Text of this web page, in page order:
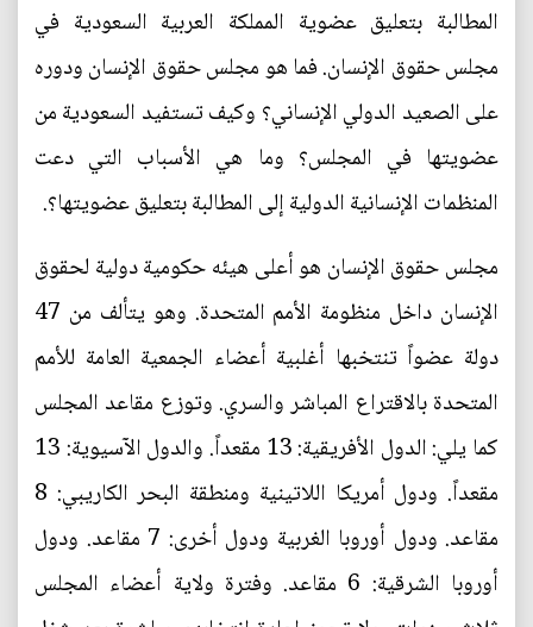
المطالبة بتعليق عضوية المملكة العربية السعودية في
مجلس حقوق الإنسان. فما هو مجلس حقوق الإنسان ودوره
على الصعيد الدولي الإنساني؟ وكيف تستفيد السعودية من
عضويتها في المجلس؟ وما هي الأسباب التي دعت
المنظمات الإنسانية الدولية إلى المطالبة بتعليق عضويتها؟.
مجلس حقوق الإنسان هو أعلى هيئه حكومية دولية لحقوق
الإنسان داخل منظومة الأمم المتحدة. وهو يتألف من 47
دولة عضواً تنتخبها أغلبية أعضاء الجمعية العامة للأمم
المتحدة بالاقتراع المباشر والسري. وتوزع مقاعد المجلس
كما يلي: الدول الأفريقية: 13 مقعداً. والدول الآسيوية: 13
مقعداً. ودول أمريكا اللاتينية ومنطقة البحر الكاريبي: 8
مقاعد. ودول أوروبا الغربية ودول أخرى: 7 مقاعد. ودول
أوروبا الشرقية: 6 مقاعد. وفترة ولاية أعضاء المجلس